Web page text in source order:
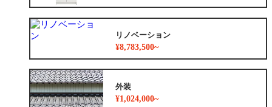
リノベーション
¥8,783,500~
外装
¥1,024,000~